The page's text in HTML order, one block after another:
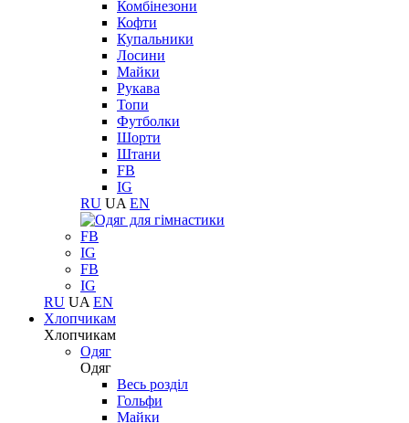
Комбінезони
Кофти
Купальники
Лосини
Майки
Рукава
Топи
Футболки
Шорти
Штани
FB
IG
RU UA EN
FB
IG
FB
IG
RU UA EN
Хлопчикам
Хлопчикам
Одяг
Одяг
Весь розділ
Гольфи
Майки